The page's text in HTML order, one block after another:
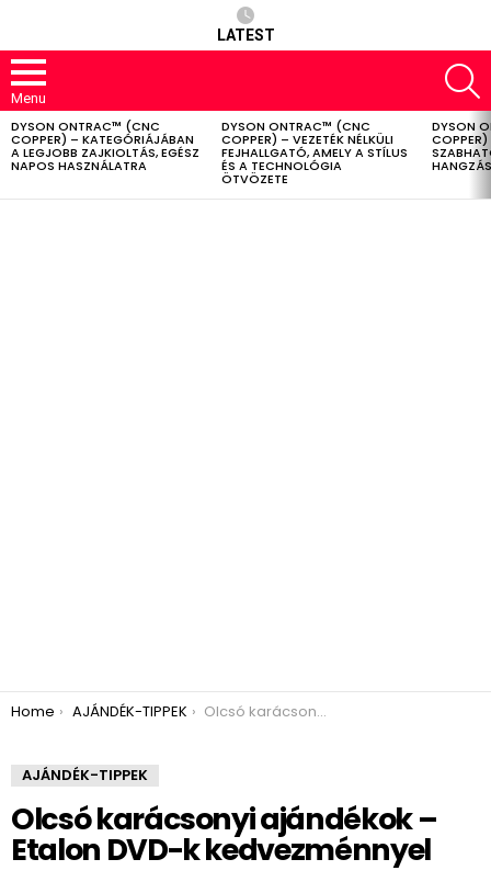
LATEST
Menu
LATEST
STORIES
DYSON ONTRAC™ (CNC
COPPER) – KATEGÓRIÁJÁBAN
A LEGJOBB ZAJKIOLTÁS, EGÉSZ
NAPOS HASZNÁLATRA
DYSON ONTRAC™ (CNC
COPPER) – VEZETÉK NÉLKÜLI
FEJHALLGATÓ, AMELY A STÍLUS
ÉS A TECHNOLÓGIA
ÖTVÖZETE
DYSON
COPPER)
You are here:
Home AJÁNDÉK-TIPPEK Olcsó karácsonyi ajándékok – Etalon DVD-k kedvezménnyel
AJÁNDÉK-TIPPEK
Olcsó karácsonyi ajándékok –
Etalon DVD-k kedvezménnyel